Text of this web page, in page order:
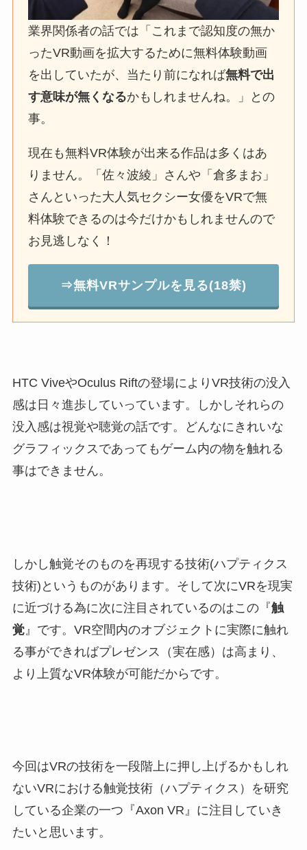
業界関係者の話では「これまで認知度の無か
ったVR動画を拡大するために無料体験動画
を出していたが、当たり前になれば無料で出
す意味が無くなるかもしれませんね。」との
事。
現在も無料VR体験が出来る作品は多くはあ
りません。「佐々波綾」さんや「倉多まお」
さんといった大人気セクシー女優をVRで無
料体験できるのは今だけかもしれませんので
お見逃しなく！
⇒無料VRサンプルを見る(18禁)
HTC ViveやOculus Riftの登場によりVR技術の没入
感は日々進歩していっています。しかしそれらの
没入感は視覚や聴覚の話です。どんなにきれいな
グラフィックスであってもゲーム内の物を触れる
事はできません。
しかし触覚そのものを再現する技術(ハプティクス
技術)というものがあります。そして次にVRを現実
に近づける為に次に注目されているのはこの『触
覚』です。VR空間内のオブジェクトに実際に触れ
る事ができればプレゼンス（実在感）は高まり、
より上質なVR体験が可能だからです。
今回はVRの技術を一段階上に押し上げるかもしれ
ないVRにおける触覚技術（ハプティクス）を研究
している企業の一つ『Axon VR』に注目していき
たいと思います。